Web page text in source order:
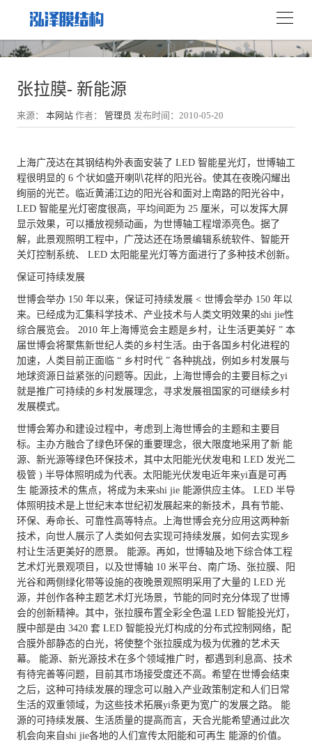
张拉膜- 新能源
来源： 本网站 作者： 管理员 发布时间：2010-05-20
上海广茂达在其钢结构外表面安装了 LED 智能星光灯，世博轴工
程很明显的 6 个状如盛开喇叭花样的阳光谷。使其在夜晚闪耀出
绚丽的光芒。临近黄浦江边的阳光谷和面对上南路的阳光谷中，
LED 智能星光灯密度很高，平均间距为 25 厘米，可以发挥大屏
显示效果，可以播放视频动画，为世博轴工程增添亮色。据了
解，此景观照明工程中，广茂达还在场景编辑系统软件、智能开
关灯控制系统、 LED 太阳能星光灯等方面进行了多种技术创新。
保证可持续发展
世博会举办 150 年以来，保证可持续发展 < 世博会举办 150 年以
来。已经成为汇集科学技术、产业技术与人类文明效果的shi jie性
综合展览会。 2010 年上海博览会主题是乡村，让生活更美好 ” 本
届世博会将聚焦新世纪人类的乡村生活。由于各国乡村化进程的
加速，人类目前正面临 “ 乡村时代 ” 各种挑战，例如乡村发展与
地球资源日益紧张的问题等。因此，上海世博会的主要目标之yi
就是推广可持续的乡村发展理念，寻求发展祖国家的可继续乡村
发展模式。
世博会筹办和建设过程中，考虑到上海世博会的主题和主要目
标。主办方融合了绿色环保的重要理念，很大限度地采用了新 能
源、新光源等绿色环保技术，其中太阳能光伏发电和 LED 发光二
极管 ) 半导体照明成为代表。太阳能光伏发电近年来yi直是可再
生 能源技术的焦点，将成为未来shi jie 能源供应主体。 LED 半导
体照明技术是上世纪末本世纪初发展起来的新技术，具有节能、
环保、寿命长、可靠性高等特点。上海世博会充分应用这两种新
技术，向世人展示了人类如何去实现可持续发展，如何去实现乡
村让生活更美好的愿景。 能源。再如，世博轴及地下综合体工程
艺术灯光景观项目，以及世博轴 10 米平台、南广场、张拉膜、阳
光谷和两侧绿化带等设施的夜晚景观照明采用了大量的 LED 光
源，并创作各种主题艺术灯光场景，节能的同时充分体现了世博
会的创新精神。其中，张拉膜布置全彩全色温 LED 智能投光灯，
膜中部是由 3420 套 LED 智能投光灯构成的分布式控制网络，配
合膜外部静态的白光，将使整个张拉膜成为极为优雅的艺术天
幕。 能源、新光源技术在多个领域推广时，都遇到利息高、技术
有待完善等问题，目前其市场接受度还不高。希望在世博会结束
之后，这种可持续发展的理念可以融入产业政策制定和人们日常
生活的双重领域，为这些技术拓展yi条更为宽广的发展之路。 能
源的可持续发展、生活质量的提高而言，天合光能希望通过此次
机会向来自shi jie各地的人们宣传太阳能和可再生 能源的价值。